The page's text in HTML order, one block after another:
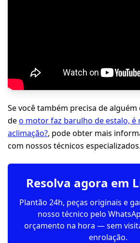
Se você também precisa de
deo motor faz barulho de estalo, é
aclimação?, pode obter mais
com nossos técnicos especializados.
Resolva agora em
Plantão 24h, peças originais e
nosso técnico pelo
orçamento na hora — sem
enrolação.